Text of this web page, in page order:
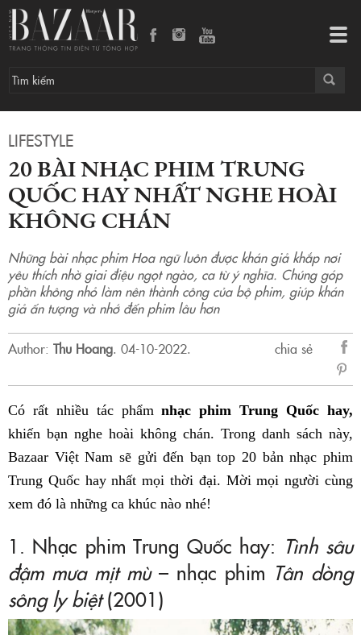
LIFESTYLE
20 BÀI NHẠC PHIM TRUNG
QUỐC HAY NHẤT NGHE HOÀI
KHÔNG CHÁN
Những bài nhạc phim Hoa ngữ luôn được khán giả khắp nơi
yêu thích nhờ giai điệu ngọt ngào, ca từ ý nghĩa. Chúng góp
phần không nhỏ làm nên thành công của bộ phim, giúp khán
giả ấn tượng và nhớ đến phim lâu hơn
Author: Thu Hoang. 04-10-2022.
chia sẻ
sẻ
Có rất nhiều tác phẩmnhạc phim Trung Quốc hay,
khiến bạn nghe hoài không chán. Trong danh sách này,
Bazaar Việt Nam sẽ gửi đến bạn top 20 bản nhạc phim
Trung Quốc hay nhất mọi thời đại. Mời mọi người cùng
xem đó là những ca khúc nào nhé!
1. Nhạc phim Trung Quốc hay: Tình sâu
đậm mưa mịt mù– nhạc phim Tân dòng
sông ly biệt(2001)